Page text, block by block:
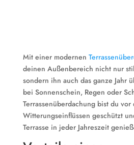
Mit einer modernen
deinen Außenbereich nicht nur
sondern ihn auch das ganze Jahr
bei Sonnenschein, Regen oder
Terrassenüberdachung bist du vor
Witterungseinflüssen geschützt
Terrasse in jeder Jahreszeit